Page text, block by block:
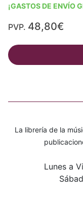
¡GASTOS DE ENVÍO
PVP. 48,80€
La librería de la
Lunes a